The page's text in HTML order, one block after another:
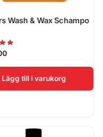
Wash & Wax Schampo
Lägg till i varukorg